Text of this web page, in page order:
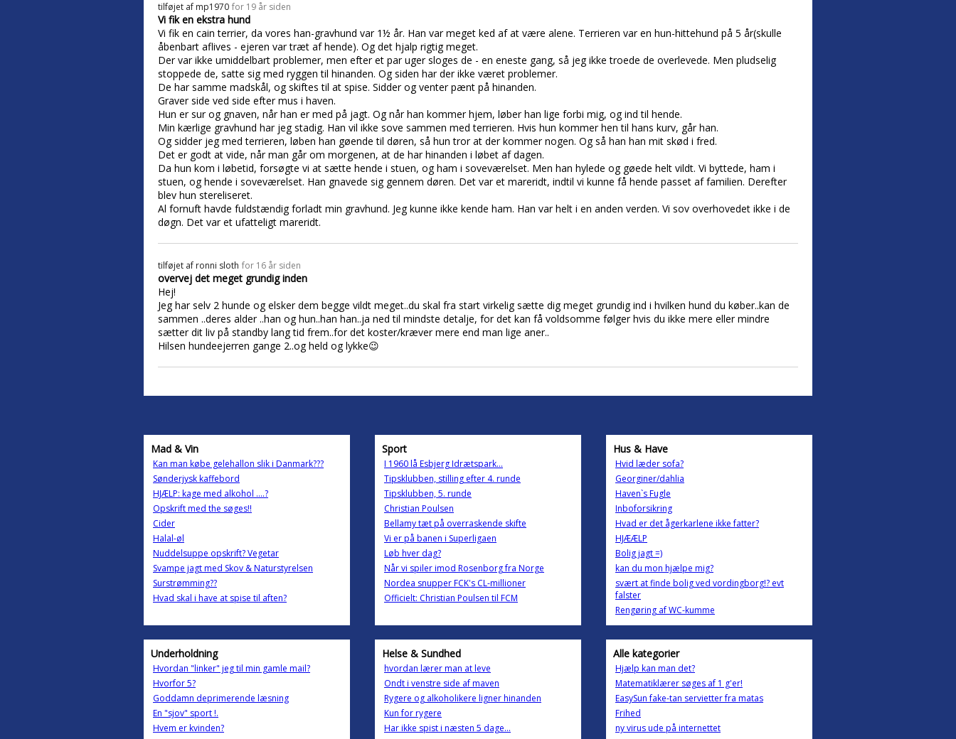
tilføjet af mp1970 for 19 år siden
Vi fik en ekstra hund
Vi fik en cain terrier, da vores han-gravhund var 1½ år. Han var meget ked af at være alene. Terrieren var en hun-hittehund på 5 år(skulle
åbenbart aflives - ejeren var træt af hende). Og det hjalp rigtig meget.
Der var ikke umiddelbart problemer, men efter et par uger sloges de - en eneste gang, så jeg ikke troede de overlevede. Men pludselig
stoppede de, satte sig med ryggen til hinanden. Og siden har der ikke været problemer.
De har samme madskål, og skiftes til at spise. Sidder og venter pænt på hinanden.
Graver side ved side efter mus i haven.
Hun er sur og gnaven, når han er med på jagt. Og når han kommer hjem, løber han lige forbi mig, og ind til hende.
Min kærlige gravhund har jeg stadig. Han vil ikke sove sammen med terrieren. Hvis hun kommer hen til hans kurv, går han.
Og sidder jeg med terrieren, løben han gøende til døren, så hun tror at der kommer nogen. Og så han han mit skød i fred.
Det er godt at vide, når man går om morgenen, at de har hinanden i løbet af dagen.
Da hun kom i løbetid, forsøgte vi at sætte hende i stuen, og ham i soveværelset. Men han hylede og gøede helt vildt. Vi byttede, ham i
stuen, og hende i soveværelset. Han gnavede sig gennem døren. Det var et mareridt, indtil vi kunne få hende passet af familien. Derefter
blev hun stereliseret.
Al fornuft havde fuldstændig forladt min gravhund. Jeg kunne ikke kende ham. Han var helt i en anden verden. Vi sov overhovedet ikke i de
døgn. Det var et ufatteligt mareridt.
tilføjet af ronni sloth for 16 år siden
overvej det meget grundig inden
Hej!
Jeg har selv 2 hunde og elsker dem begge vildt meget..du skal fra start virkelig sætte dig meget grundig ind i hvilken hund du køber..kan de
sammen ..deres alder ..han og hun..han han..ja ned til mindste detalje, for det kan få voldsomme følger hvis du ikke mere eller mindre
sætter dit liv på standby lang tid frem..for det koster/kræver mere end man lige aner..
Hilsen hundeejerren gange 2..og held og lykke😉
Mad & Vin
Kan man købe gelehallon slik i Danmark???
Sønderjysk kaffebord
HJÆLP: kage med alkohol ....?
Opskrift med the søges!!
Cider
Halal-øl
Nuddelsuppe opskrift? Vegetar
Svampe jagt med Skov & Naturstyrelsen
Surstrømming??
Hvad skal i have at spise til aften?
Sport
I 1960 lå Esbjerg Idrætspark...
Tipsklubben, stilling efter 4. runde
Tipsklubben, 5. runde
Christian Poulsen
Bellamy tæt på overraskende skifte
Vi er på banen i Superligaen
Løb hver dag?
Når vi spiler imod Rosenborg fra Norge
Nordea snupper FCK's CL-millioner
Officielt: Christian Poulsen til FCM
Hus & Have
Hvid læder sofa?
Georginer/dahlia
Haven`s Fugle
Inboforsikring
Hvad er det ågerkarlene ikke fatter?
HJÆÆLP
Bolig jagt =)
kan du mon hjælpe mig?
svært at finde bolig ved vordingborg!? evt
falster
Rengøring af WC-kumme
Underholdning
Hvordan "linker" jeg til min gamle mail?
Hvorfor 5?
Goddamn deprimerende læsning
En "sjov" sport !.
Hvem er kvinden?
Helse & Sundhed
hvordan lærer man at leve
Ondt i venstre side af maven
Rygere og alkoholikere ligner hinanden
Kun for rygere
Har ikke spist i næsten 5 dage...
Alle kategorier
Hjælp kan man det?
Matematiklærer søges af 1 g'er!
EasySun fake-tan servietter fra matas
Frihed
ny virus ude på internettet